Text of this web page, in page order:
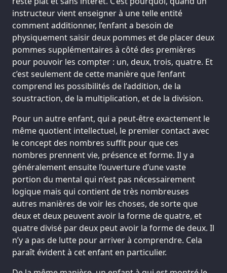
instructeur vient enseigner à une telle entité
comment additionner, l’enfant a besoin de
physiquement saisir deux pommes et de placer deux
pommes supplémentaires à côté des premières
pour pouvoir les compter : un, deux, trois, quatre. Et
c’est seulement de cette manière que l’enfant
comprend les possibilités de l’addition, de la
soustraction, de la multiplication, et de la division.
Pour un autre enfant, qui a peut-être exactement le
même quotient intellectuel, le premier contact avec
le concept des nombres suffit pour que ces
nombres prennent vie, présence et forme. Il y a
généralement ensuite l’ouverture d’une vaste
portion du mental qui n’est pas nécessairement
logique mais qui contient de très nombreuses
autres manières de voir les choses, de sorte que
deux et deux peuvent avoir la forme de quatre, et
quatre divisé par deux peut avoir la forme de deux. Il
n’y a pas de lutte pour arriver à comprendre. Cela
paraît évident à cet enfant en particulier.